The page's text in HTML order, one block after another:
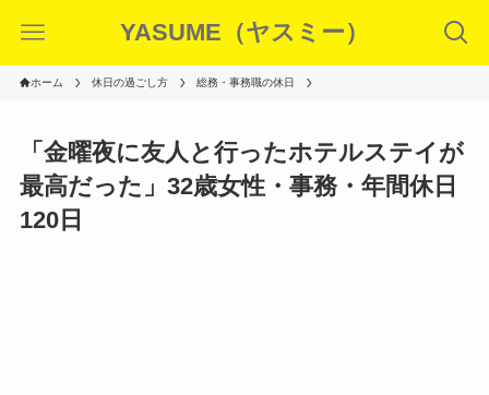
YASUME（ヤスミー）
ホーム 休日の過ごし方 総務・事務職の休日
「金曜夜に友人と行ったホテルステイが
最高だった」32歳女性・事務・年間休日
120日